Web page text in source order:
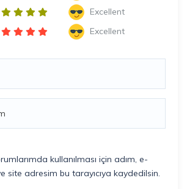
Excellent
Excellent
kullanılması için adım, e-
site adresim bu tarayıcıya kaydedilsin.